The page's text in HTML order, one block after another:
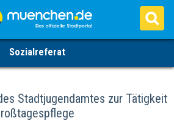
Sozialreferat
Stadtjugendamtes zur Tätigkeit